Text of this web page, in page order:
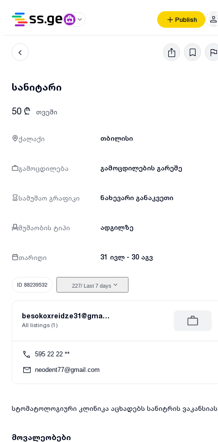
Publish
სანიტარი
50 ₾ თვეში
ქალაქი თბილისი
გამოცდილება გამოცდილების გარეშე
სამუშაო გრაფიკი ნახევარი განაკვეთი
მუშაობის ტიპი ადგილზე
თარიღი 31 ივლ - 30 აგვ
ID 88239532 227/ Last 7 days
besokoxreidze31@gmail.com
All listings (1)
595 22 22 **
neodent77@gmail.com
სტომატოლოგიური კლინიკა აცხადებს სანიტრის
მოვალეობები